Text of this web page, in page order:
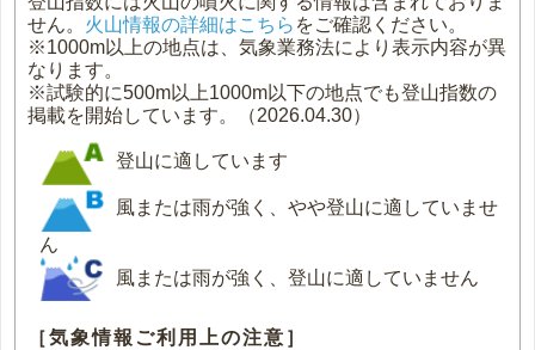
せん。 火山情報の詳細はこちら をご確認ください。
※1000m以上の地点は、気象業務法により表示内容が異
なります。
※試験的に500m以上1000m以下の地点でも登山指数の
掲載を開始しています。（2026.04.30）
登山に適しています
風または雨が強く、やや登山に適していませ
ん
風または雨が強く、登山に適していません
［気象情報ご利用上の注意］